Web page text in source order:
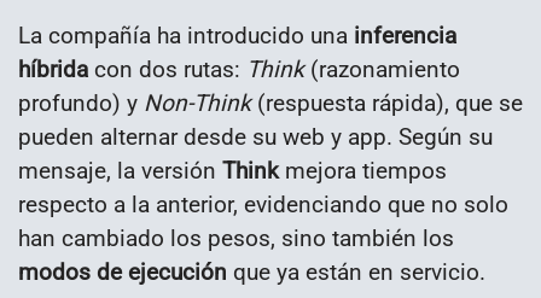
La compañía ha introducido una inferencia
híbrida con dos rutas: Think(razonamiento
profundo) y Non-Think(respuesta rápida), que se
pueden alternar desde su web y app. Según su
mensaje, la versión Thinkmejora tiempos
respecto a la anterior, evidenciando que no solo
han cambiado los pesos, sino también los
modos de ejecución que ya están en servicio.